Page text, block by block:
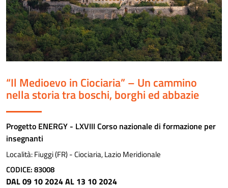
“Il Medioevo in Ciociaria” – Un cammino
nella storia tra boschi, borghi ed abbazie
Progetto ENERGY - LXVIII Corso nazionale di formazione per
insegnanti
Località:Fiuggi (FR) - Ciociaria, Lazio Meridionale
CODICE: 83008
DAL 09 10 2024 AL 13 10 2024